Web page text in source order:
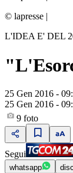
© lapresse |
L'IDEA E' DEL
25 Gen 2016 -
25 Gen 2016 -
9 foto
Segui
whatsapp